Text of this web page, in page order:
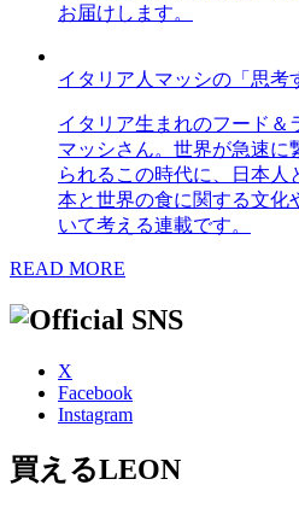
お届けします。
イタリア人マッシの「思考
イタリア生まれのフード＆
マッシさん。世界が急速に
られるこの時代に、日本人
本と世界の食に関する文化
いて考える連載です。
READ MORE
X
Facebook
Instagram
買えるLEON